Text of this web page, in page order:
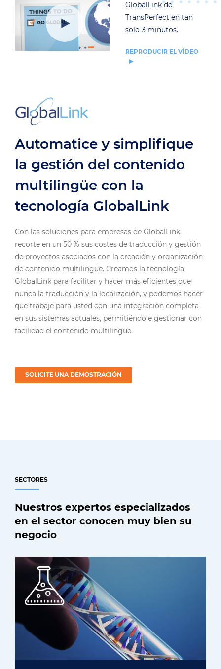
GlobalLink de
TransPerfect en tan
solo 3 minutos.
REPRODUCIR EL VÍDEO
Automatice y simplifique
la gestión del contenido
multilingüe con la
tecnología GlobalLink
Con las soluciones para empresas de GlobalLink,
recorte en un 50 % sus costes de traducción y gestión
de proyectos asociados con la creación y organización
de contenido multilingüe. Creamos la tecnología
GlobalLink para facilitar y hacer más eficientes que
nunca la traducción y la localización, y podemos hacer
que trabaje para usted con una integración completa
en sus sistemas actuales, permitiéndole gestionar con
facilidad el contenido multilingüe.
SOLICITE UNA DEMOSTRACIÓN
SECTORES
Nuestros expertos especializados
en el sector conocen muy bien su
negocio